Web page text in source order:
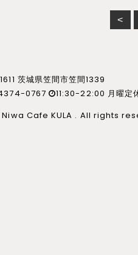
<
茨城県笠間市笠間1339
0767
11:30-22:00 月曜定
Cafe KULA . All rights